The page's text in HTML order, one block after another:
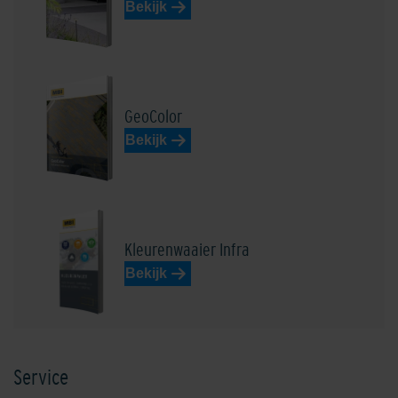
Edelbasaltzwart
Edeldonkerbruin
Bekijk
GeoColor
Bekijk
Kleurenwaaier Infra
Bekijk
Service